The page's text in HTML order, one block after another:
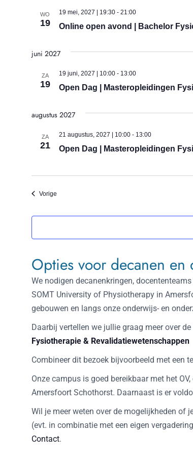
WO
19 Online open avond | Bachelor
19 mei, 2027 | 19:30- 21:00
juni 2027
ZA
19 Open Dag | Masteropleidingen
19 juni, 2027 | 10:00- 13:00
augustus 2027
ZA
21 Open Dag | Masteropleidingen
21 augustus, 2027 | 10:00- 13:00
VorigeEvenementen
Opties voor decanen en
We nodigen decanenkringen,
SOMT University of Physiotherapy in
gebouwen en langs onze onderwijs- en
Daarbij vertellen we jullie graag meer over
Fysiotherapie & Revalidatiewetenschappen
Combineer dit bezoek bijvoorbeeld met een
Onze campus is goed bereikbaar met het
Amersfoort Schothorst. Daarnaast is er
Wil je meer weten over de mogelijkheden of
(evt. in combinatie met een eigen
Contact.